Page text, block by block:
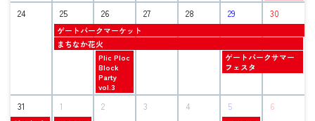
24 25 26 27 28 29 30
火
曜
日,
ゲートパークマーケット
火
曜
25th
2026
まちなか花火
水
曜
日,
8
月
26th
Plic Ploc
Block
Party
vol.3
土
曜
日,
月
29th
2026
ゲートパークサマー
フェスタ
31 1 2 3 4 5 6